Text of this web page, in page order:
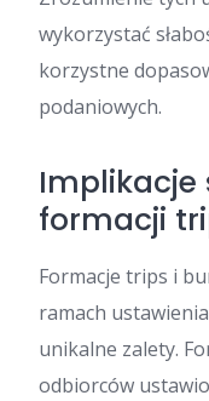
wykorzystać
korzystne
podaniowych.
Implikacje
formacji
Formacje trips i
ramach
unikalne zalety.
odbiorców